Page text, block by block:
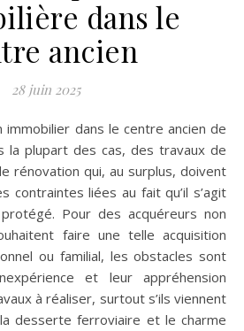
dans le
ancien
28 juin 2025
la plupart des cas, des travaux de
rénovation qui, au surplus, doivent
contraintes liées au fait qu’il s’agit
Pour des acquéreurs non
faire une telle acquisition
ou familial, les obstacles sont
et leur appréhension
à réaliser, surtout s’ils viennent
desserte ferroviaire et le charme